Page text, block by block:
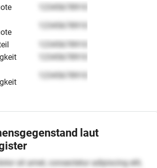
12345678910
12345678910
12345678910
12345678910
12345678910
laut
sit amet, consectetur adipiscing elit,